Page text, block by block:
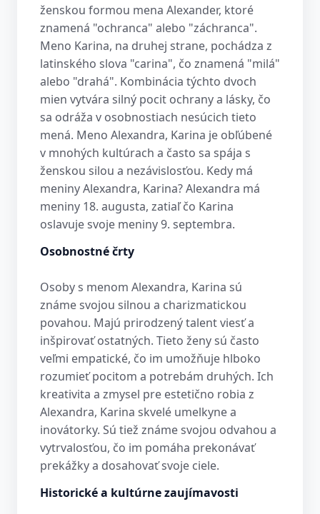
ženskou formou mena Alexander, ktoré
znamená "ochranca" alebo "záchranca".
Meno Karina, na druhej strane, pochádza z
latinského slova "carina", čo znamená "milá"
alebo "drahá". Kombinácia týchto dvoch
mien vytvára silný pocit ochrany a lásky, čo
sa odráža v osobnostiach nesúcich tieto
mená. Meno Alexandra, Karina je obľúbené
v mnohých kultúrach a často sa spája s
ženskou silou a nezávislosťou. Kedy má
meniny Alexandra, Karina? Alexandra má
meniny 18. augusta, zatiaľ čo Karina
oslavuje svoje meniny 9. septembra.
Osobnostné črty
Osoby s menom Alexandra, Karina sú
známe svojou silnou a charizmatickou
povahou. Majú prirodzený talent viesť a
inšpirovať ostatných. Tieto ženy sú často
veľmi empatické, čo im umožňuje hlboko
rozumieť pocitom a potrebám druhých. Ich
kreativita a zmysel pre estetično robia z
Alexandra, Karina skvelé umelkyne a
inovátorky. Sú tiež známe svojou odvahou a
vytrvalosťou, čo im pomáha prekonávať
prekážky a dosahovať svoje ciele.
Historické a kultúrne zaujímavosti